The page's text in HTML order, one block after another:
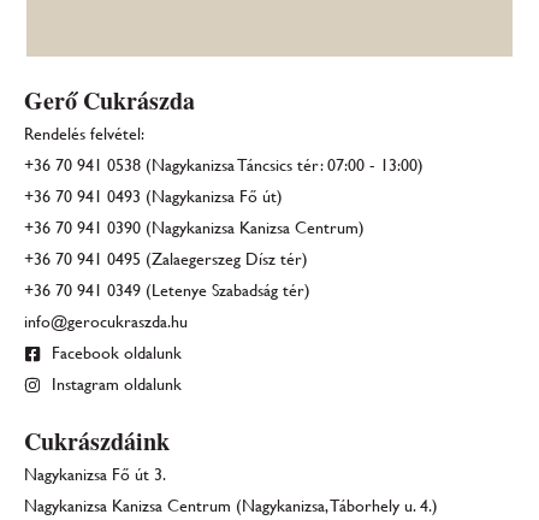
Gerő Cukrászda
Rendelés felvétel:
+36 70 941 0538 (Nagykanizsa Táncsics tér: 07:00 - 13:00)
+36 70 941 0493 (Nagykanizsa Fő út)
+36 70 941 0390 (Nagykanizsa Kanizsa Centrum)
+36 70 941 0495 (Zalaegerszeg Dísz tér)
+36 70 941 0349 (Letenye Szabadság tér)
info@gerocukraszda.hu
Facebook oldalunk
Instagram oldalunk
Cukrászdáink
Nagykanizsa Fő út 3.
Nagykanizsa Kanizsa Centrum (Nagykanizsa, Táborhely u. 4.)